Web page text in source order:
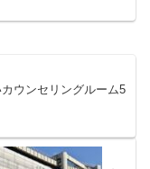
ウンセリングルーム5